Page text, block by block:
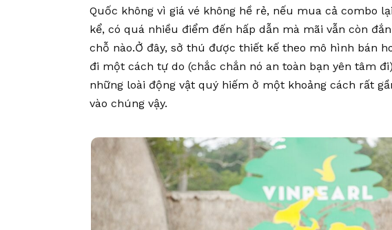
Quốc không vì giá vé không hề rẻ, nếu mua cả combo
kể, có quá nhiều điểm đến hấp dẫn mà mãi vẫn còn
chỗ nào.Ở đây, sở thú được thiết kế theo mô hình bán
đi một cách tự do (chắc chắn nó an toàn bạn yên tâm
những loài động vật quý hiếm ở một khoảng cách rất
vào chúng vậy.